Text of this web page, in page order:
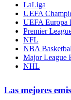
LaLiga
UEFA
UEFA Europa
Premier
NFL
NBA
Major League
NHL
Las mejores